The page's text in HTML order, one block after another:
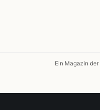
Ein Magazin der